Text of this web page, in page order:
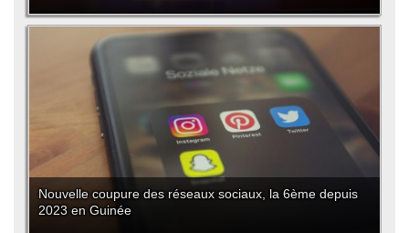
Nouvelle coupure des réseaux sociaux, la 6ème depuis
2023 en Guinée